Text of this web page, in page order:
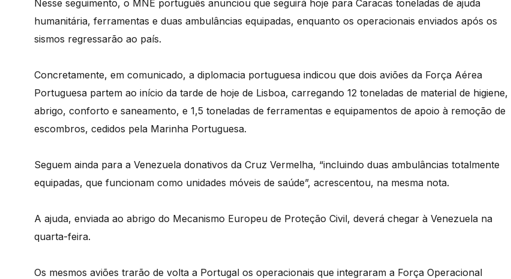
Nesse seguimento, o MNE português anunciou que seguirá hoje para Caracas toneladas de ajuda
humanitária, ferramentas e duas ambulâncias equipadas, enquanto os operacionais enviados após os
sismos regressarão ao país.
Concretamente, em comunicado, a diplomacia portuguesa indicou que dois aviões da Força Aérea
Portuguesa partem ao início da tarde de hoje de Lisboa, carregando 12 toneladas de material de higiene,
abrigo, conforto e saneamento, e 1,5 toneladas de ferramentas e equipamentos de apoio à remoção de
escombros, cedidos pela Marinha Portuguesa.
Seguem ainda para a Venezuela donativos da Cruz Vermelha, “incluindo duas ambulâncias totalmente
equipadas, que funcionam como unidades móveis de saúde”, acrescentou, na mesma nota.
A ajuda, enviada ao abrigo do Mecanismo Europeu de Proteção Civil, deverá chegar à Venezuela na
quarta-feira.
Os mesmos aviões trarão de volta a Portugal os operacionais que integraram a Força Operacional